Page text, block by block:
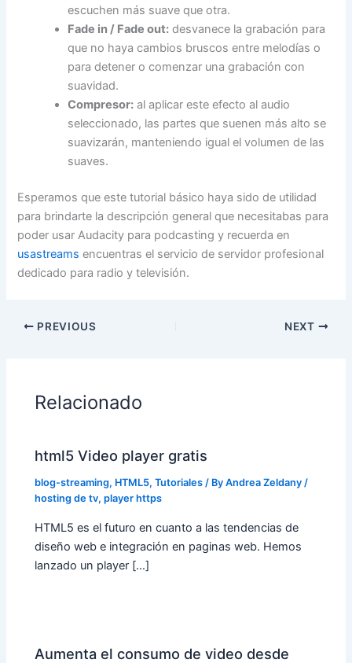
escuchen más suave que otra.
Fade in / Fade out: desvanece la grabación para
que no haya cambios bruscos entre melodías o
para detener o comenzar una grabación con
suavidad.
Compresor: al aplicar este efecto al audio
seleccionado, las partes que suenen más alto se
suavizarán, manteniendo igual el volumen de las
suaves.
Esperamos que este tutorial básico haya sido de utilidad
para brindarte la descripción general que necesitabas para
poder usar Audacity para podcasting y recuerda en
usastreams encuentras el servicio de servidor profesional
dedicado para radio y televisión.
PREVIOUS NEXT
Relacionado
html5 Video player gratis
blog-streaming, HTML5,Tutoriales / ByAndrea Zeldany/
hosting de tv,player https
HTML5 es el futuro en cuanto a las tendencias de
diseño web e integración en paginas web. Hemos
lanzado un player […]
Aumenta el consumo de video desde